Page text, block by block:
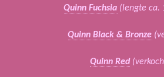
Quinn Fuchsia (lengte ca.
Quinn Black & Bronze
Quinn Red